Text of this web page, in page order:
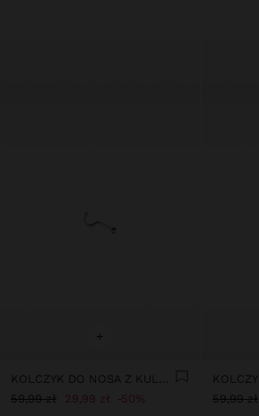
+
59,99 zł
29,99 zł 50%
59,99 zł